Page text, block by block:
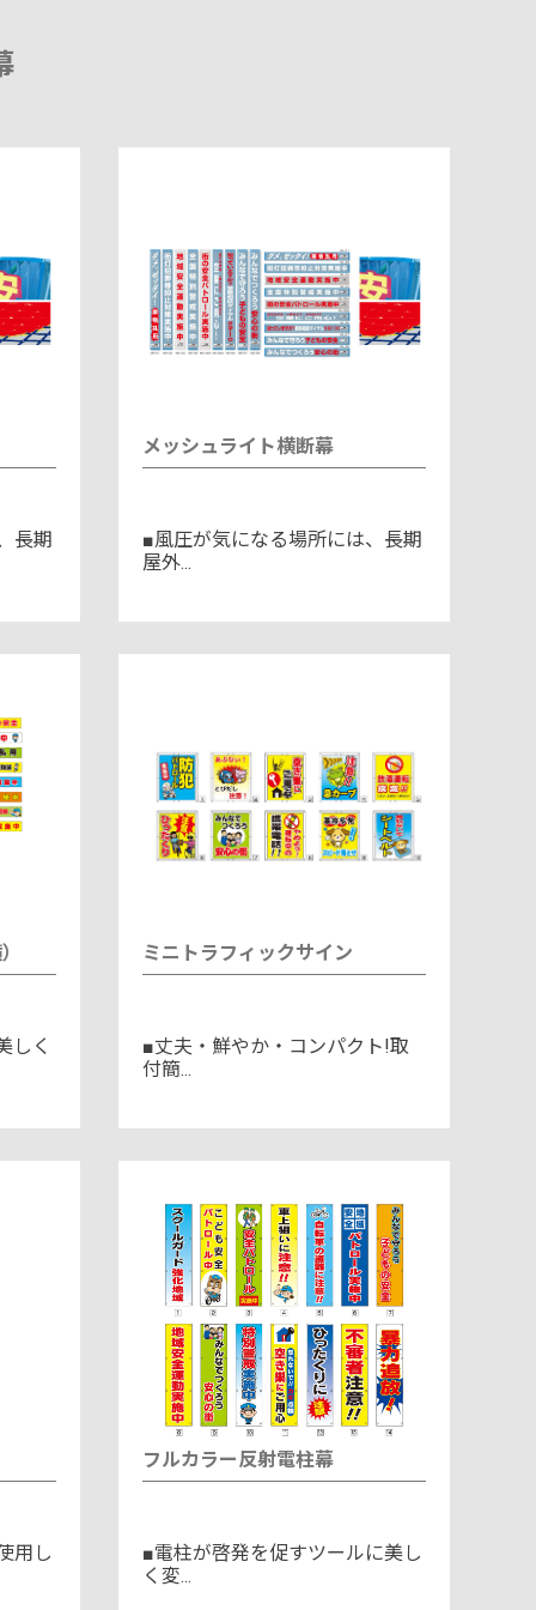
長期
メッシュライト横断幕
■風圧が気になる場所には、長期
屋外...
しく
ミニトラフィックサイン
■丈夫・鮮やか・コンパクト!取
付簡...
用し
フルカラー反射電柱幕
■電柱が啓発を促すツールに美し
く変...